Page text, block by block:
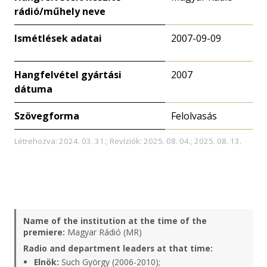
rádió/műhely neve
Ismétlések adatai 2007-09-09
Hangfelvétel gyártási
dátuma
2007
Szövegforma Felolvasás
Létrehozva: 2024. 03. 31.; Revíziók: 2025. 08. 04.; 2025. 08. 13.
Name of the institution at the time of the
premiere: Magyar Rádió (MR)
Radio and department leaders at that time:
Elnök: Such György (2006-2010);